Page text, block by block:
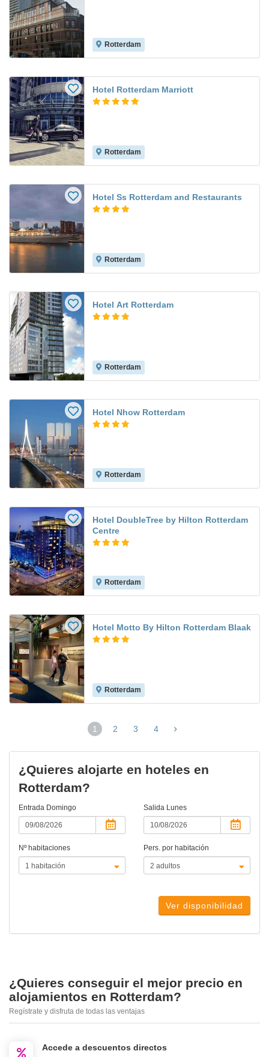
Rotterdam
Hotel Rotterdam Marriott
Rotterdam
Hotel Ss Rotterdam and Restaurants
Rotterdam
Hotel Art Rotterdam
Rotterdam
Hotel Nhow Rotterdam
Rotterdam
Hotel DoubleTree by Hilton Rotterdam
Centre
Rotterdam
Hotel Motto By Hilton Rotterdam Blaak
Rotterdam
1
(página
2 3 4
¿Quieres alojarte en hoteles en
Rotterdam?
Entrada Domingo Salida Lunes
Nº habitaciones Pers. por habitación
Ver disponibilidad
¿Quieres conseguir el mejor precio en
alojamientos en Rotterdam?
Regístrate y disfruta de todas las ventajas
Accede a descuentos directos